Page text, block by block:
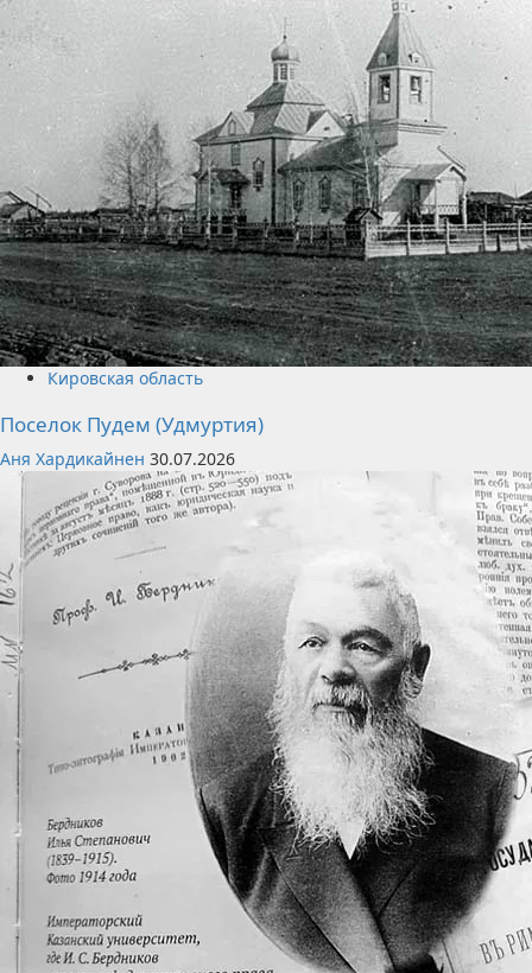
Кировская область
Поселок Пудем (Удмуртия)
Аня Хардикайнен 30.07.2026